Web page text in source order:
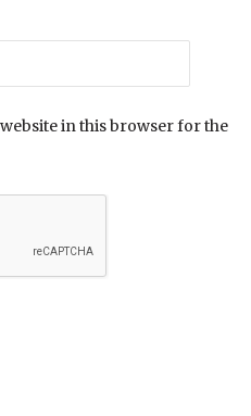
in this browser for the